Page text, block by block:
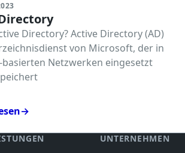
Directory? Active Directory (AD)
von Microsoft, der in
Netzwerken eingesetzt
→
UNTERNEHMEN